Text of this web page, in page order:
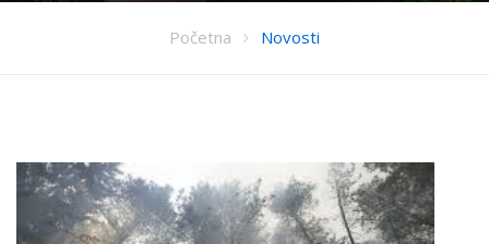
Početna Novosti